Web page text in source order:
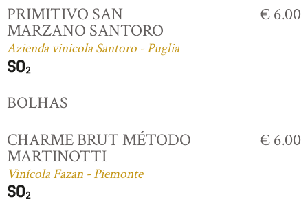
PRIMITIVO SAN
MARZANO SANTORO
Azienda vinicola Santoro - Puglia
€ 6.00
BOLHAS
CHARME BRUT MÉTODO
MARTINOTTI
Vinícola Fazan - Piemonte
€ 6.00